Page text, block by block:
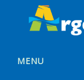
MENU